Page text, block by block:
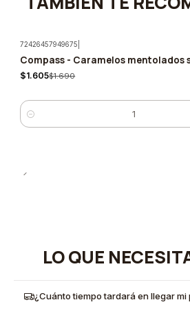
-5%
72426457949675
Compass - Caramelos mentolados
$1.605$1.690
Cantidad
LO QUE
¿Cuánto tiempo tardará en llegar mi